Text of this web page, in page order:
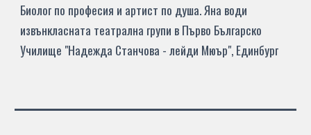
Биолог по професия и артист по душа. Яна води
извънкласната театрална групи в Първо Българско
Училище "Надежда Станчова - лейди Мюър", Единбург